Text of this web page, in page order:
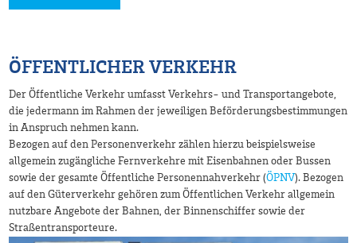
ÖFFENTLICHER VERKEHR
Der Öffentliche Verkehr umfasst Verkehrs- und Transportangebote,
die jedermann im Rahmen der jeweiligen Beförderungsbestimmungen
in Anspruch nehmen kann.
Bezogen auf den Personenverkehr zählen hierzu beispielsweise
allgemein zugängliche Fernverkehre mit Eisenbahnen oder Bussen
sowie der gesamte Öffentliche Personennahverkehr (ÖPNV). Bezogen
auf den Güterverkehr gehören zum Öffentlichen Verkehr allgemein
nutzbare Angebote der Bahnen, der Binnenschiffer sowie der
Straßentransporteure.